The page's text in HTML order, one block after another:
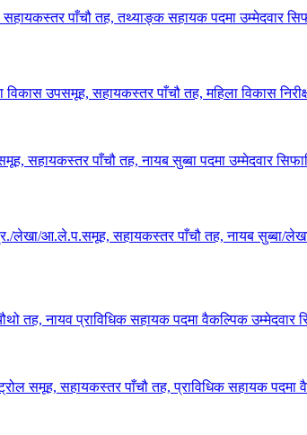
पाँचौ तह, तथ्याङ्क सहायक पदमा उम्मेदवार
उपसमूह, सहायकस्तर पाँचौ तह, महिला विकास
सहायकस्तर पाँचौ तह, नायब सुब्बा पदमा उम्मेदवार
लेखा/आ.ले.प.समूह, सहायकस्तर पाँचौ तह, नायब सुब्बा/
तह, नायव प्राविधिक सहायक पदमा वैकल्पिक उम्मेदवार
समूह, सहायकस्तर पाँचौ तह, प्राविधिक सहायक पदमा